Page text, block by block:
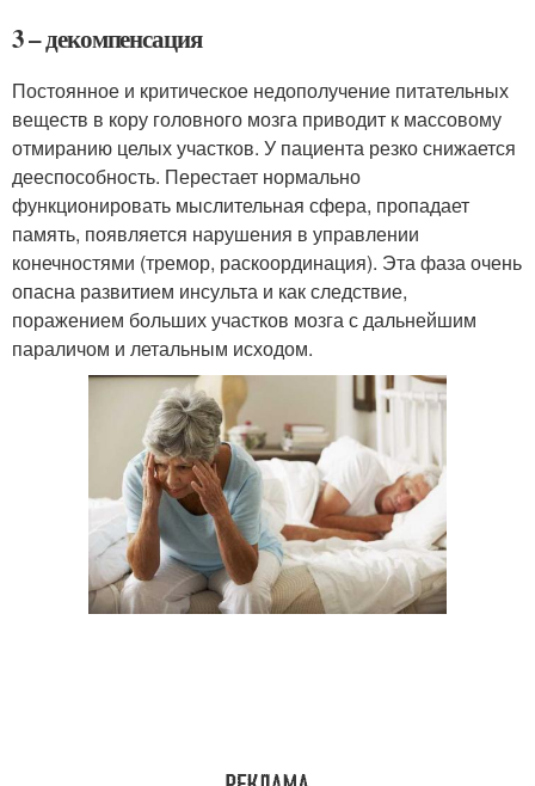
3 – декомпенсация
Постоянное и критическое недополучение питательных
веществ в кору головного мозга приводит к массовому
отмиранию целых участков. У пациента резко снижается
дееспособность. Перестает нормально
функционировать мыслительная сфера, пропадает
память, появляется нарушения в управлении
конечностями (тремор, раскоординация). Эта фаза очень
опасна развитием инсульта и как следствие,
поражением больших участков мозга с дальнейшим
параличом и летальным исходом.